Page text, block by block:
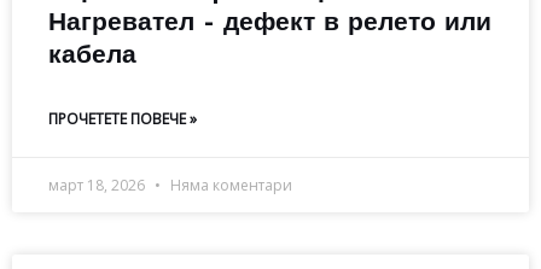
Нагревател – дефект в релето или
кабела
ПРОЧЕТЕТЕ ПОВЕЧЕ »
март 18, 2026 Няма коментари